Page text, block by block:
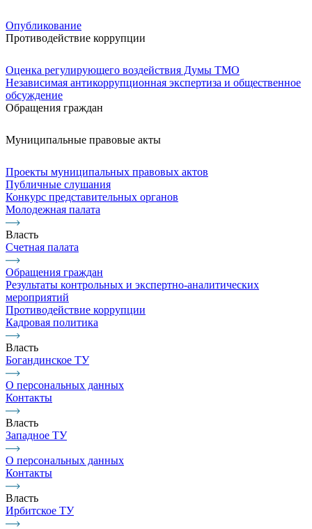
Опубликование
Противодействие коррупции
Оценка регулирующего воздействия Думы ТМО
Независимая антикоррупционная экспертиза и общественное
обсуждение
Обращения граждан
Муниципальные правовые акты
Проекты муниципальных правовых актов
Публичные слушания
Конкурс представительных органов
Молодежная палата
Власть
Счетная палата
Обращения граждан
Результаты контрольных и экспертно-аналитических
мероприятий
Противодействие коррупции
Кадровая политика
Власть
Богандинское ТУ
О персональных данных
Контакты
Власть
Западное ТУ
О персональных данных
Контакты
Власть
Ирбитское ТУ